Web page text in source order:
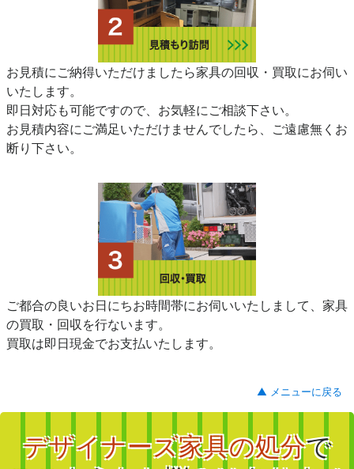
お見積にご納得いただけましたら家具の回収・買取にお伺い
いたします。
即日対応も可能ですので、お気軽にご相談下さい。
お見積内容にご満足いただけませんでしたら、ご遠慮無くお
断り下さい。
ご都合の良いお日にちお時間帯にお伺いいたしまして、家具
の買取・回収を行ないます。
買取は即日現金でお支払いたします。
▲ メニューに戻る
デザイナーズ家具の処分で